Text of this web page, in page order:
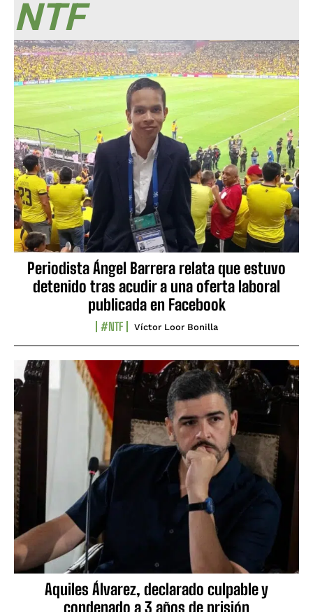
NTF
Periodista Ángel Barrera relata que estuvo
detenido tras acudir a una oferta laboral
publicada en Facebook
#NTF Víctor Loor Bonilla
Aquiles Álvarez, declarado culpable y
condenado a 3 años de prisión